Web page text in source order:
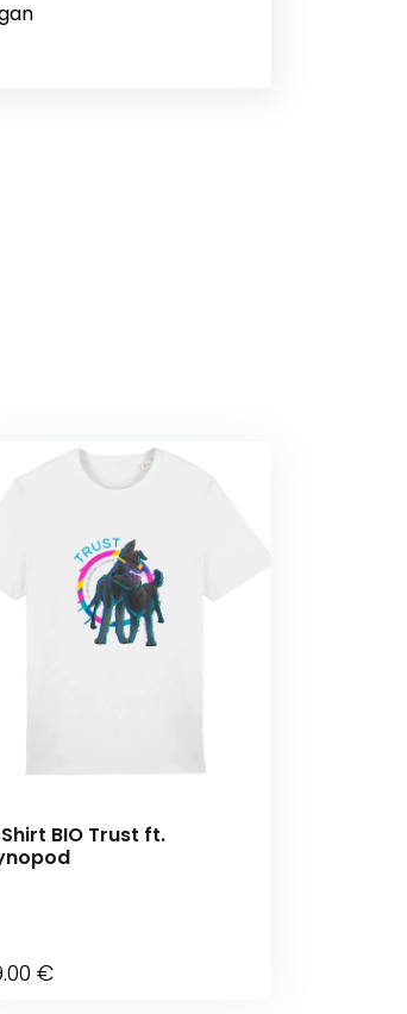
BIO Trust ft.
.00 €